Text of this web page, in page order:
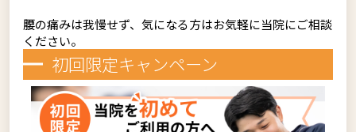
腰の痛みは我慢せず、気になる方はお気軽に当院にご相談
ください。
初回限定キャンペーン